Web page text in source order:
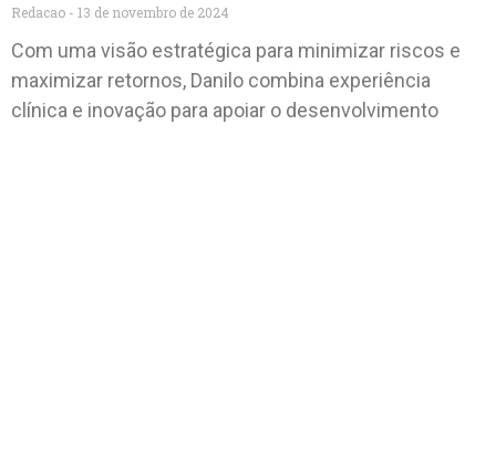
Redacao 13 de novembro de 2024
Com uma visão estratégica para minimizar riscos e
maximizar retornos, Danilo combina experiência
clínica e inovação para apoiar o desenvolvimento